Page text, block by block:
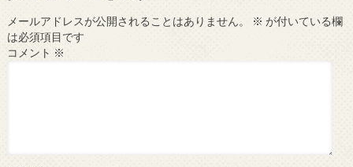
メールアドレスが公開されることはありません。 ※ が付いている欄
は必須項目です
コメント ※